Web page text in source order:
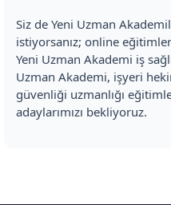
Siz de Yeni Uzman
istiyorsanız; online
Yeni Uzman Akademi iş
Uzman Akademi, işyeri
güvenliği uzmanlığı
adaylarımızı bekliyoruz.